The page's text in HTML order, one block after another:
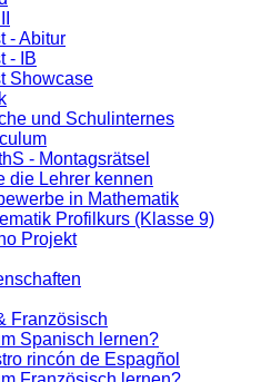
- Abitur
- IB
Showcase
und Schulinternes
- Montagsrätsel
die Lehrer kennen
in Mathematik
Profilkurs (Klasse 9)
Projekt
Französisch
Spanisch lernen?
rincón de Espagñol